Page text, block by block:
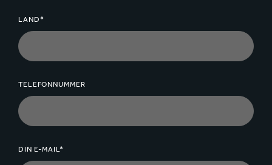
LAND*
TELEFONNUMMER
DIN E-MAIL*